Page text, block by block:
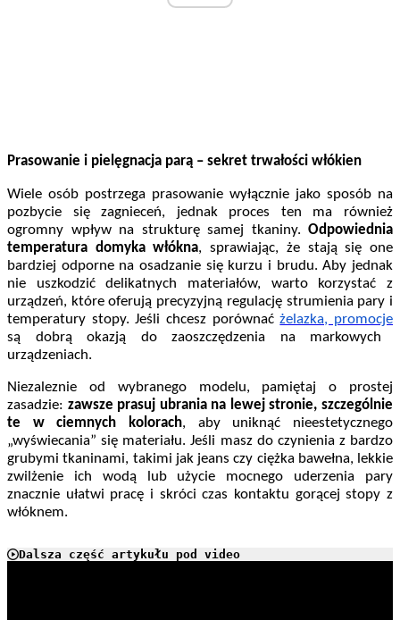
Prasowanie i pielęgnacja parą – sekret trwałości włókien
Wiele osób postrzega prasowanie wyłącznie jako sposób na
pozbycie się zagnieceń, jednak proces ten ma również
ogromny wpływ na strukturę samej tkaniny. Odpowiednia
temperatura domyka włókna, sprawiając, że stają się one
bardziej odporne na osadzanie się kurzu i brudu. Aby jednak
nie uszkodzić delikatnych materiałów, warto korzystać z
urządzeń, które oferują precyzyjną regulację strumienia pary i
temperatury stopy. Jeśli chcesz porównaćżelazka, promocje
są dobrą okazją do zaoszczędzenia na markowych
urządzeniach.
Niezaleznie od wybranego modelu, pamiętaj o prostej
zasadzie: zawsze prasuj ubrania na lewej stronie, szczególnie
te w ciemnych kolorach, aby uniknąć nieestetycznego
„wyświecania” się materiału. Jeśli masz do czynienia z bardzo
grubymi tkaninami, takimi jak jeans czy ciężka bawełna, lekkie
zwilżenie ich wodą lub użycie mocnego uderzenia pary
znacznie ułatwi pracę i skróci czas kontaktu gorącej stopy z
włóknem.
Dalsza część artykułu pod video